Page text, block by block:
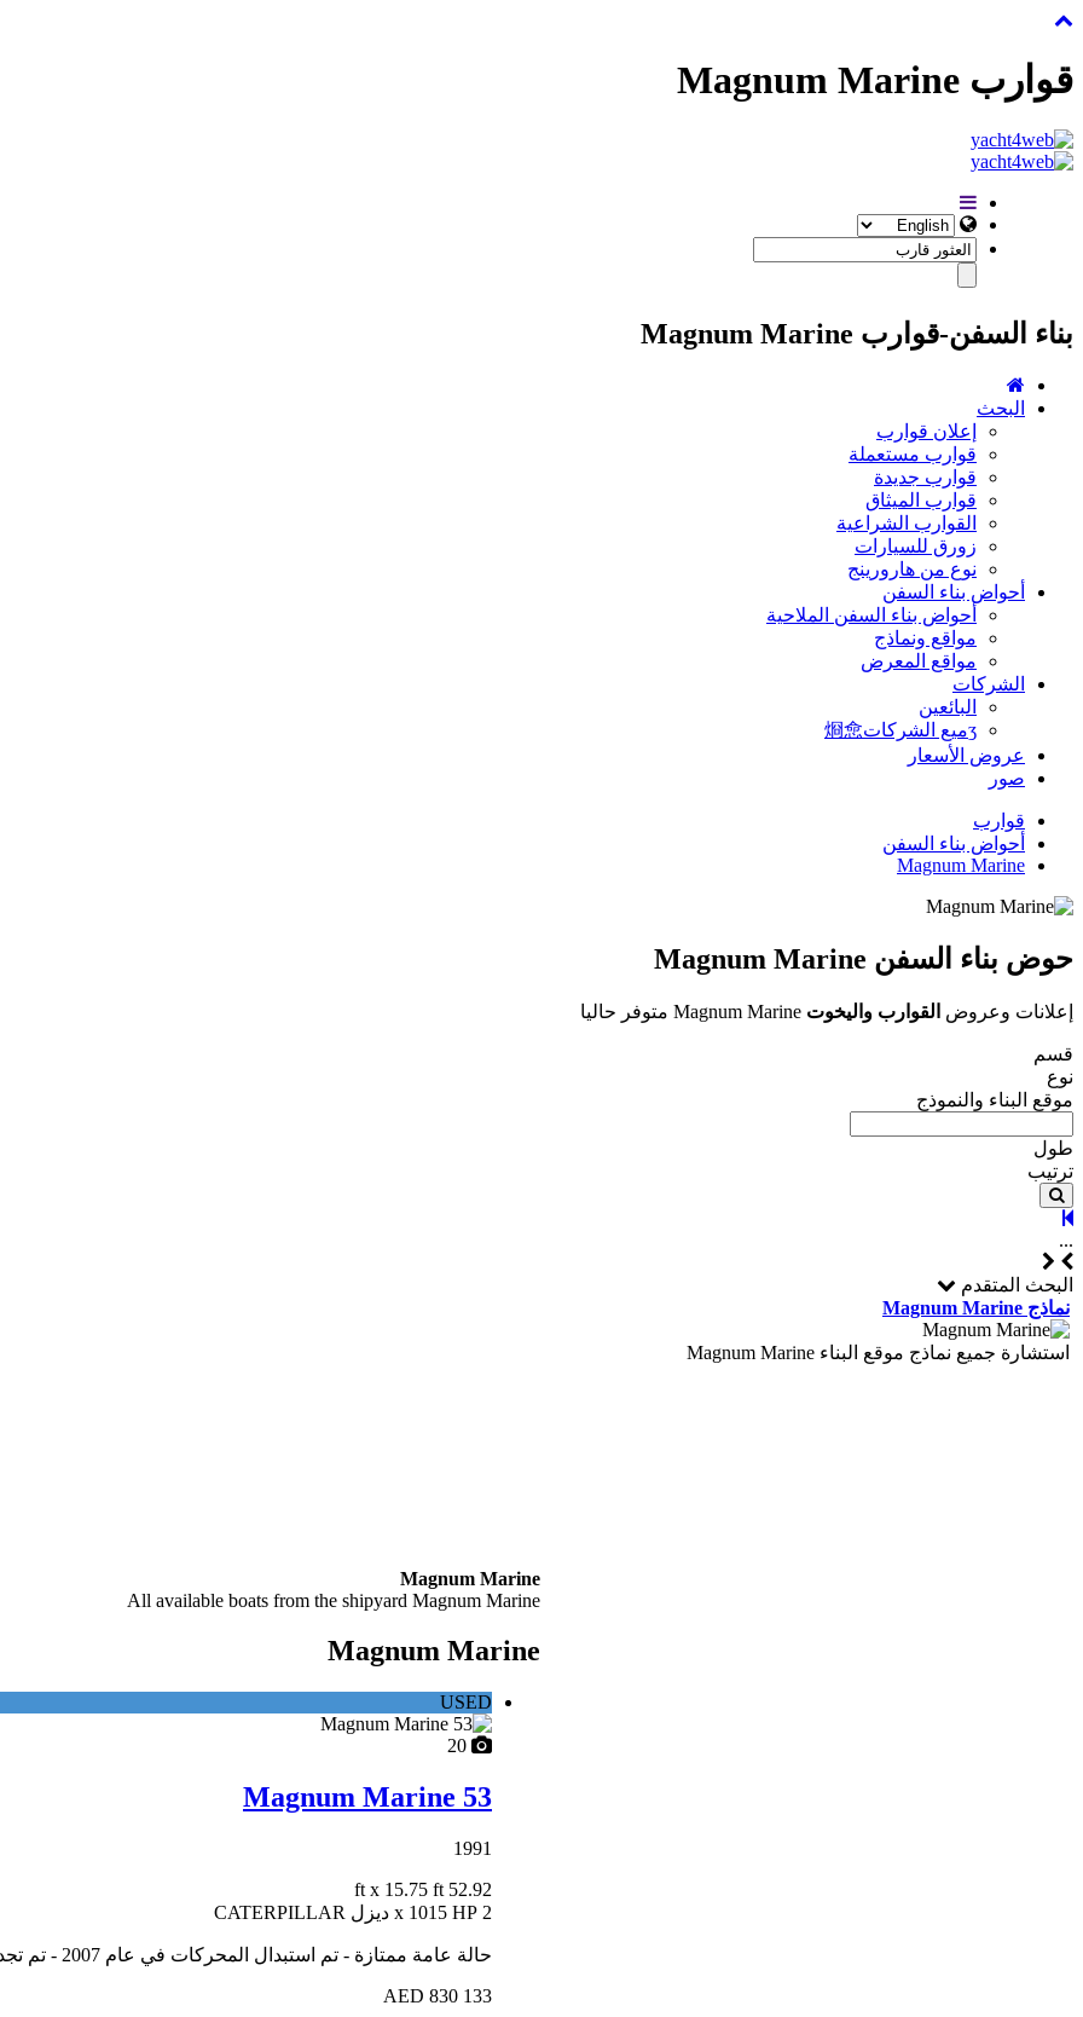
قوارب Magnum Marine
بناء السفن-قوارب Magnum Marine
البحث
إعلان قوارب
قوارب مستعملة
قوارب جديدة
قوارب الميثاق
القوارب الشراعية
زورق للسيارات
نوع من هارورينج
أحواض بناء السفن
أحواض بناء السفن الملاحية
مواقع ونماذج
مواقع المعرض
الشركات
البائعين
ʒميع الشركات烱㥐
عروض الأسعار
صور
قوارب
أحواض بناء السفن
Magnum Marine
حوض بناء السفن Magnum Marine
إعلانات وعروض القوارب واليخوت
قسم
نوع
موقع البناء والنموذج
طول
ترتيب
...
البحث المتقدم
Magnum Marine
All available boats from the shipyard Magnum Marine
Magnum Marine
USED
Magnum Marine 53
1991
52.92 ft
x 15.75 ft
2 x 1015 HP ديزل CATERPILLAR
حالة عامة ممتازة - تم استبدال المحركات في عام 2007 - تم تجديدها في عام 2021 - 2 كابينة و2 حمام
133 830 AED
نماذج Magnum Marine
استشارة جميع نماذج موقع البناء Magnum Marine